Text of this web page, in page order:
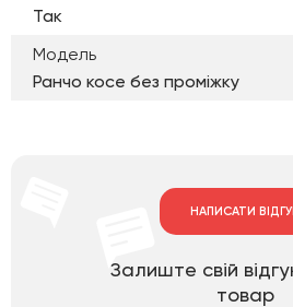
Так
Модель
Ранчо косе без проміжку
НАПИСАТИ
Залиште свій
товар